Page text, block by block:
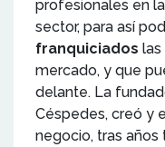
profesionales en
sector, para así
franquiciados
mercado, y que
delante. La
Céspedes, creó y
negocio, tras